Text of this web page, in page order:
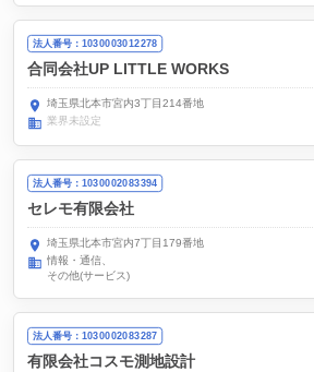
法人番号：1030003012278
合同会社UP LITTLE WORKS
埼玉県北本市宮内3丁目214番地
業界未設定
法人番号：1030002083394
セレモ有限会社
埼玉県北本市宮内7丁目179番地
情報・通信
その他(サービス)
法人番号：1030002083287
有限会社コスモ測地設計